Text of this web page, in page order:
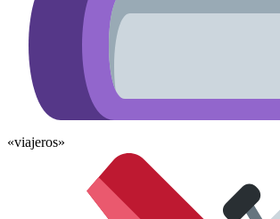
«viajeros»